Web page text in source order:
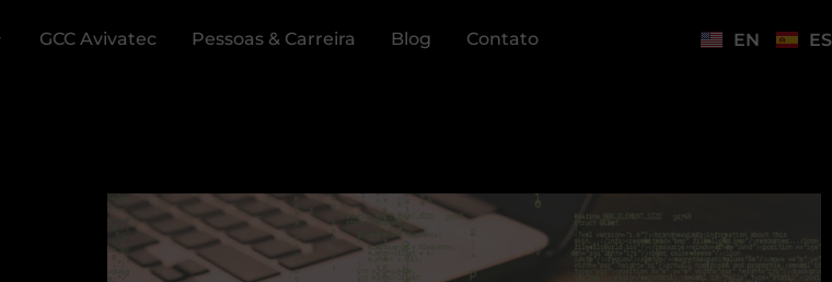
GCC Avivatec Pessoas & Carreira Blog Contato EN ES